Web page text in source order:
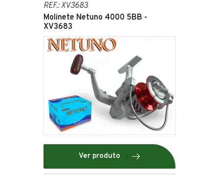
REF.: XV3683
Molinete Netuno 4000 5BB -
XV3683
Ver produto